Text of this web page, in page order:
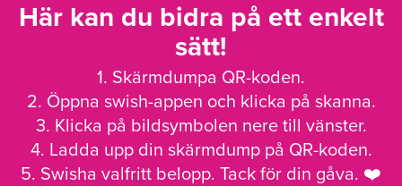
Här kan du bidra på ett enkelt
sätt!
1. Skärmdumpa QR-koden.
2. Öppna swish-appen och klicka på skanna.
3. Klicka på bildsymbolen nere till vänster.
4. Ladda upp din skärmdump på QR-koden.
5. Swisha valfritt belopp. Tack för din gåva. ❤️